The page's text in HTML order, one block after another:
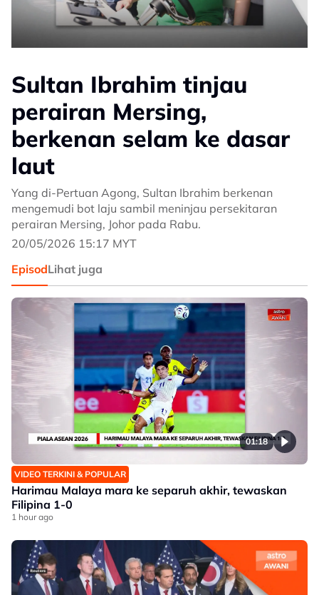
Sultan Ibrahim tinjau
perairan Mersing,
berkenan selam ke dasar
laut
Yang di-Pertuan Agong, Sultan Ibrahim berkenan
mengemudi bot laju sambil meninjau persekitaran
perairan Mersing, Johor pada Rabu.
20/05/2026 15:17 MYT
EpisodLihat juga
01:18
VIDEO TERKINI & POPULAR
Harimau Malaya mara ke separuh akhir, tewaskan
Filipina 1-0
1 hour ago